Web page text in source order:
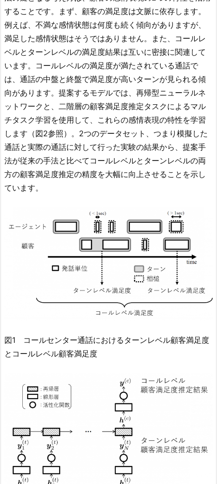
することです。まず、顧客の満足度は文脈に依存します。
例えば、不満な感情状態は何度も続く傾向がありますが、
満足した感情状態はそうではありません。また、コールレ
ベルとターンレベルの満足度結果は互いに密接に関連して
います。コールレベルの満足度が満たされている通話で
は、通話の中盤と終盤で満足度が高いターンが見られる傾
向があります。提案するモデルでは、再帰型ニューラルネ
ットワークと、二階層の顧客満足度推定タスクによるマル
チタスク学習を使用して、これらの感情表現の特性を学習
します（図2参照）。2つのデータセット、つまり模擬した
通話と実際の通話に対して行った実験の結果から、提案手
法が従来の手法と比べてコールレベルとターンレベルの両
方の顧客満足度推定の精度を大幅に向上させることを示し
ています。
図1 コールセンター通話におけるターンレベル顧客満足度
とコールレベル顧客満足度